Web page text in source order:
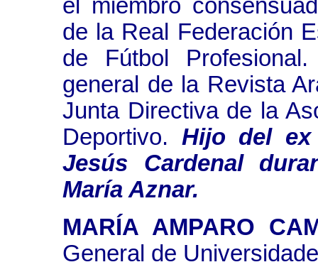
el miembro
de la Real Federación
de Fútbol
general de la Revista
Junta Directiva de la
Deportivo. Hijo del ex
Jesús Cardenal
María Aznar.
MARÍA AMPARO
General de